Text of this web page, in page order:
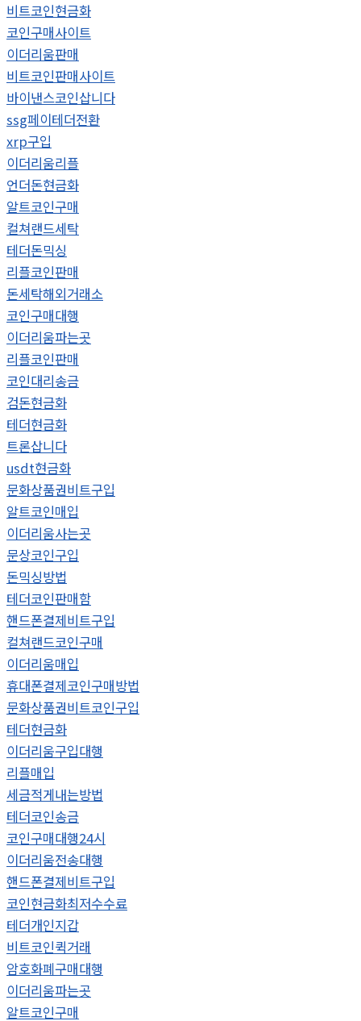
비트코인현금화
코인구매사이트
이더리움판매
비트코인판매사이트
바이낸스코인삽니다
ssg페이테더전환
xrp구입
이더리움리플
언더돈현금화
알트코인구매
컬쳐랜드세탁
테더돈믹싱
리플코인판매
돈세탁해외거래소
코인구매대행
이더리움파는곳
리플코인판매
코인대리송금
검돈현금화
테더현금화
트론삽니다
usdt현금화
문화상품권비트구입
알트코인매입
이더리움사는곳
문상코인구입
돈믹싱방법
테더코인판매함
핸드폰결제비트구입
컬쳐랜드코인구매
이더리움매입
휴대폰결제코인구매방법
문화상품권비트코인구입
테더현금화
이더리움구입대행
리플매입
세금적게내는방법
테더코인송금
코인구매대행24시
이더리움전송대행
핸드폰결제비트구입
코인현금화최저수수료
테더개인지갑
비트코인퀵거래
암호화폐구매대행
이더리움파는곳
알트코인구매